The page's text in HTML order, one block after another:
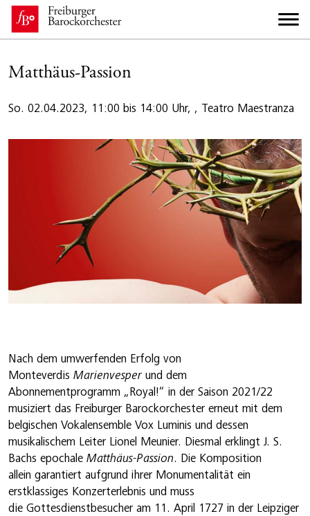
Matthäus-Passion
So. 02.04.2023, 11:00 bis 14:00 Uhr, , Teatro Maestranza
Nach dem umwerfenden Erfolg von
Monteverdis Marienvesper und dem
Abonnementprogramm „Royal!“ in der Saison 2021/22
musiziert das Freiburger Barockorchester erneut mit dem
belgischen Vokalensemble Vox Luminis und dessen
musikalischem Leiter Lionel Meunier. Diesmal erklingt J. S.
Bachs epochale Matthäus-Passion. Die Komposition
allein garantiert aufgrund ihrer Monumentalität ein
erstklassiges Konzerterlebnis und muss
die Gottesdienstbesucher am 11. April 1727 in der Leipziger